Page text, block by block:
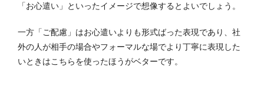
「お心遣い」といったイメージで想像するとよいでしょう。
一方「ご配慮」はお心遣いよりも形式ばった表現であり、社
外の人が相手の場合やフォーマルな場でより丁寧に表現した
いときはこちらを使ったほうがベターです。